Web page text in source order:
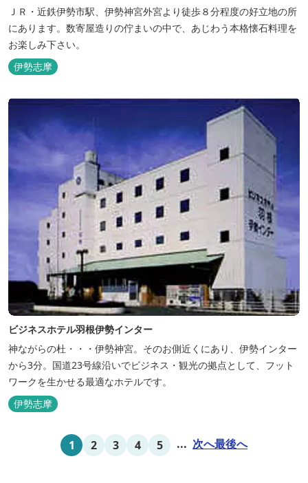
ＪＲ・近鉄伊勢市駅、伊勢神宮外宮より徒歩８分程度の好立地の所
にあります。数寄屋造りの佇まいの中で、あじわう本格懐石料理を
お楽しみ下さい。
伊勢志摩
ビジネスホテル羽根伊勢インター
神ながらの杜・・・伊勢神宮。そのお側近くにあり、伊勢インター
から3分。国道23号線沿いでビジネス・観光の拠点として、フット
ワークを生かせる最適なホテルです。
伊勢志摩
1 2 3 4 5 ... 次へ最後へ